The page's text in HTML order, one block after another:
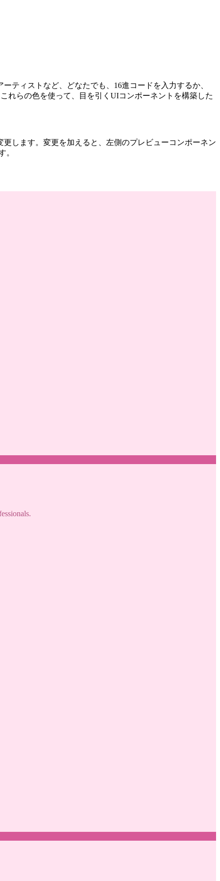
ティストなど、どなたでも、16進コードを入力するか、
れらの色を使って、目を引くUIコンポーネントを構築した
します。変更を加えると、左側のプレビューコンポーネン
。